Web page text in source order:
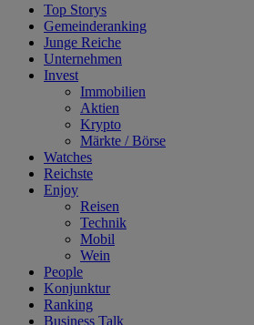
Top Storys
Gemeinderanking
Junge Reiche
Unternehmen
Invest
Immobilien
Aktien
Krypto
Märkte / Börse
Watches
Reichste
Enjoy
Reisen
Technik
Mobil
Wein
People
Konjunktur
Ranking
Business Talk